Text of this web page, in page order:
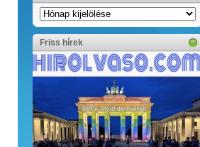
Archívum
Friss hírek